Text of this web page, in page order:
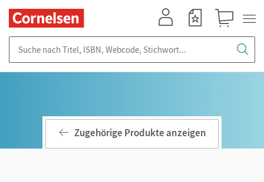
Zugehörige Produkte anzeigen